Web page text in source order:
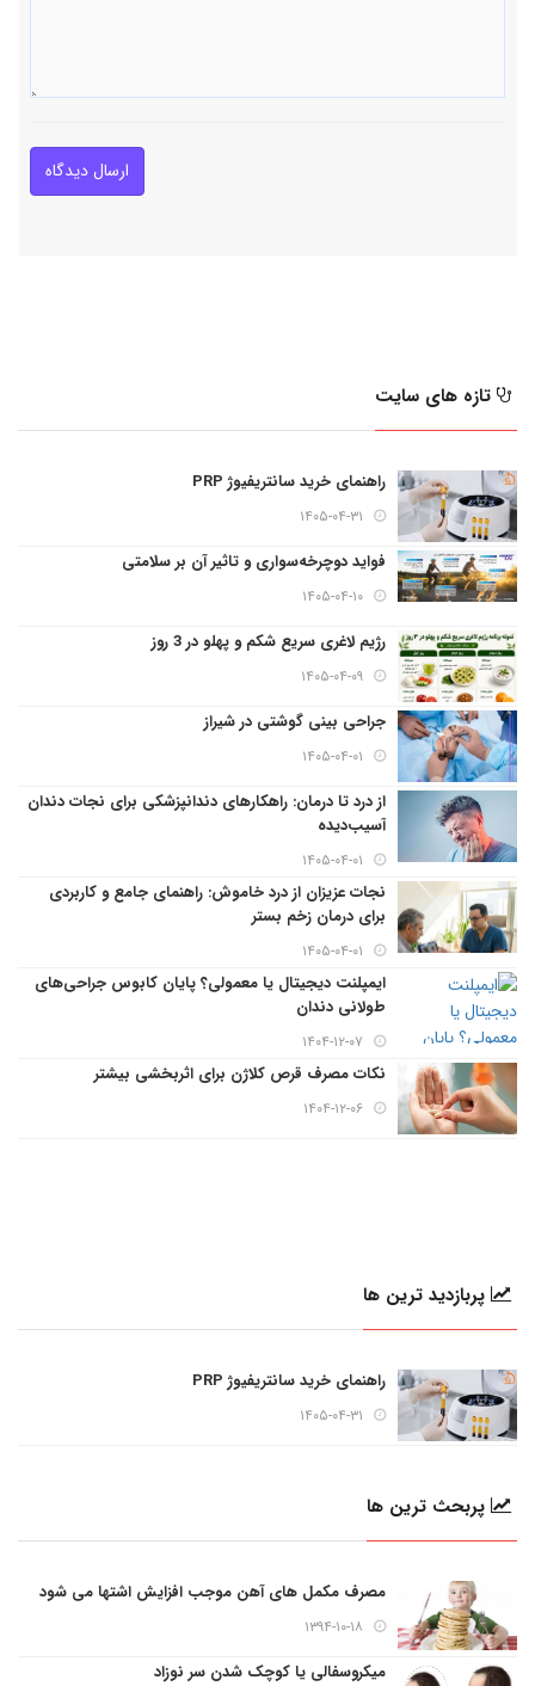
ارسال دیدگاه
تازه های سایت
راهنمای خرید سانتریفیوژ PRP
۱۴۰۵-۰۴-۳۱
فواید دوچرخه‌سواری و تاثیر آن بر سلامتی
۱۴۰۵-۰۴-۱۰
رژیم لاغری سریع شکم و پهلو در 3 روز
۱۴۰۵-۰۴-۰۹
جراحی بینی گوشتی در شیراز
۱۴۰۵-۰۴-۰۱
از درد تا درمان: راهکارهای دندانپزشکی برای نجات دندان
آسیب‌دیده
۱۴۰۵-۰۴-۰۱
نجات عزیزان از درد خاموش: راهنمای جامع و کاربردی
برای درمان زخم بستر
۱۴۰۵-۰۴-۰۱
ایمپلنت دیجیتال یا معمولی؟ پایان کابوس جراحی‌های
طولانی دندان
۱۴۰۴-۱۲-۰۷
نکات مصرف قرص کلاژن برای اثربخشی بیشتر
۱۴۰۴-۱۲-۰۶
پربازدید ترین ها
راهنمای خرید سانتریفیوژ PRP
۱۴۰۵-۰۴-۳۱
پربحث ترین ها
مصرف مکمل های آهن موجب افزایش اشتها می شود
۱۳۹۴-۱۰-۱۸
میکروسفالی یا کوچک شدن سر نوزاد